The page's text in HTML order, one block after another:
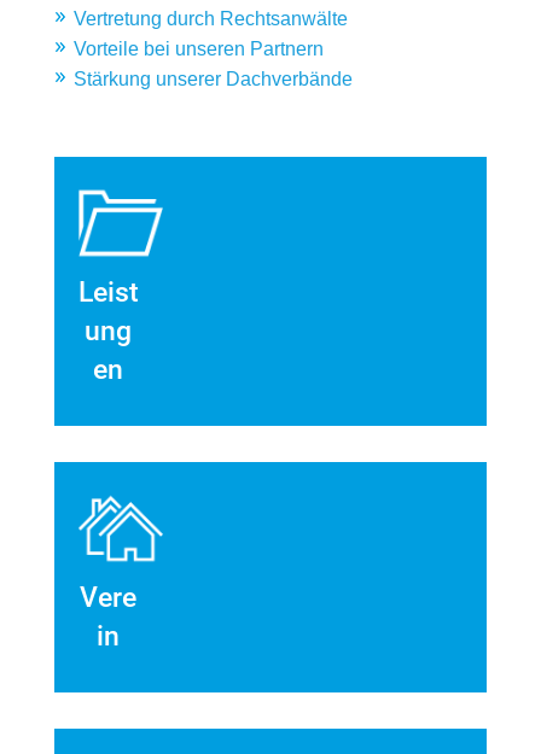
Vertretung durch Rechtsanwälte
Vorteile bei unseren Partnern
Stärkung unserer Dachverbände
Leist
ung
en
Vere
in